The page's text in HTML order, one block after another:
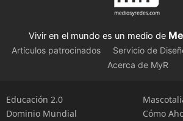
Vivir en el mundo es un medio de
Artículos patrocinados Servicio de
Acerca de MyR
Educación 2.0
Dominio Mundial
Cómo